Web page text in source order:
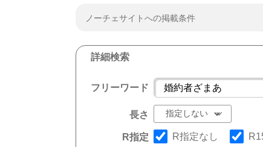
ノーチェサイトへの掲載条件
詳細検索
フリーワード
長さ
R指定 R指定なし